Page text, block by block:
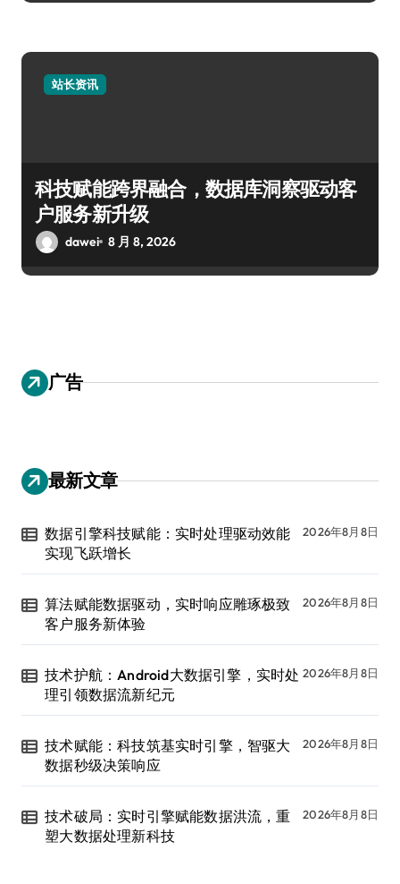
站长资讯
科技赋能跨界融合，数据库洞察驱动客
户服务新升级
dawei 8 月 8, 2026
广告
最新文章
数据引擎科技赋能：实时处理驱动效能
实现飞跃增长
2026年8月8日
算法赋能数据驱动，实时响应雕琢极致
客户服务新体验
2026年8月8日
技术护航：Android大数据引擎，实时处
理引领数据流新纪元
2026年8月8日
技术赋能：科技筑基实时引擎，智驱大
数据秒级决策响应
2026年8月8日
技术破局：实时引擎赋能数据洪流，重
塑大数据处理新科技
2026年8月8日